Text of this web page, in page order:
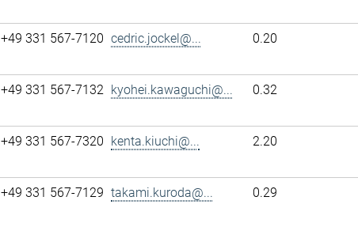
+49 331 567-7120 cedric.jockel@... 0.20
+49 331 567-7132 kyohei.kawaguchi@... 0.32
+49 331 567-7320 kenta.kiuchi@... 2.20
+49 331 567-7129 takami.kuroda@... 0.29